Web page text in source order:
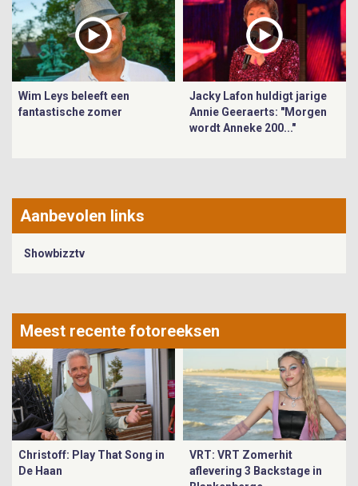
Wim Leys beleeft een
fantastische zomer
Jacky Lafon huldigt jarige
Annie Geeraerts: "Morgen
wordt Anneke 200..."
Aanbevolen links
Showbizztv
Meest recente fotoreeksen
Christoff: Play That Song in
De Haan
VRT: VRT Zomerhit
aflevering 3 Backstage in